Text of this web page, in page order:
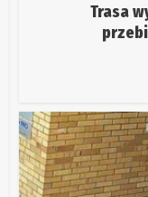
Trasa